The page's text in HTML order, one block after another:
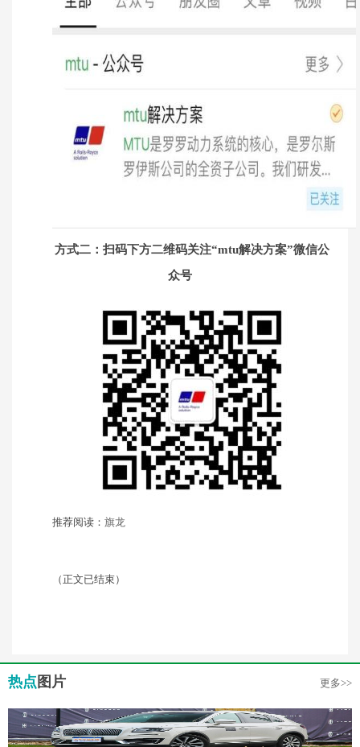
方式二： 扫码下方二维码关注“mtu解决方案”微信公
众号
推荐阅读： 旗龙
（正文已结束）
热点 图片 更多>>